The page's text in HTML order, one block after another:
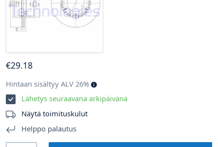
€29.18
Hintaan sisältyy ALV 26%
Lähetys seuraavana arkipäivänä
Näytä toimituskulut
Helppo palautus